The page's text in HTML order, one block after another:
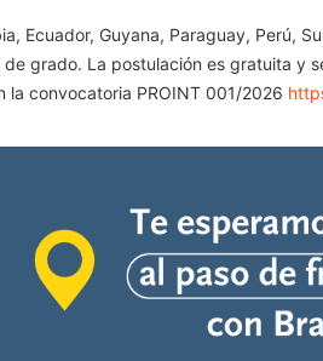
Ecuador, Guyana, Paraguay, Perú,
grado. La postulación es gratuita y
la convocatoria PROINT 001/2026